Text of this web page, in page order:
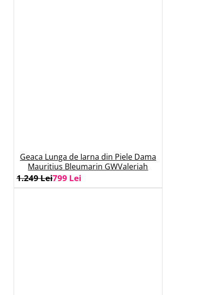
Geaca Lunga de Iarna din Piele Dama
Mauritius Bleumarin GWValeriah
799 Lei
1.249 Lei